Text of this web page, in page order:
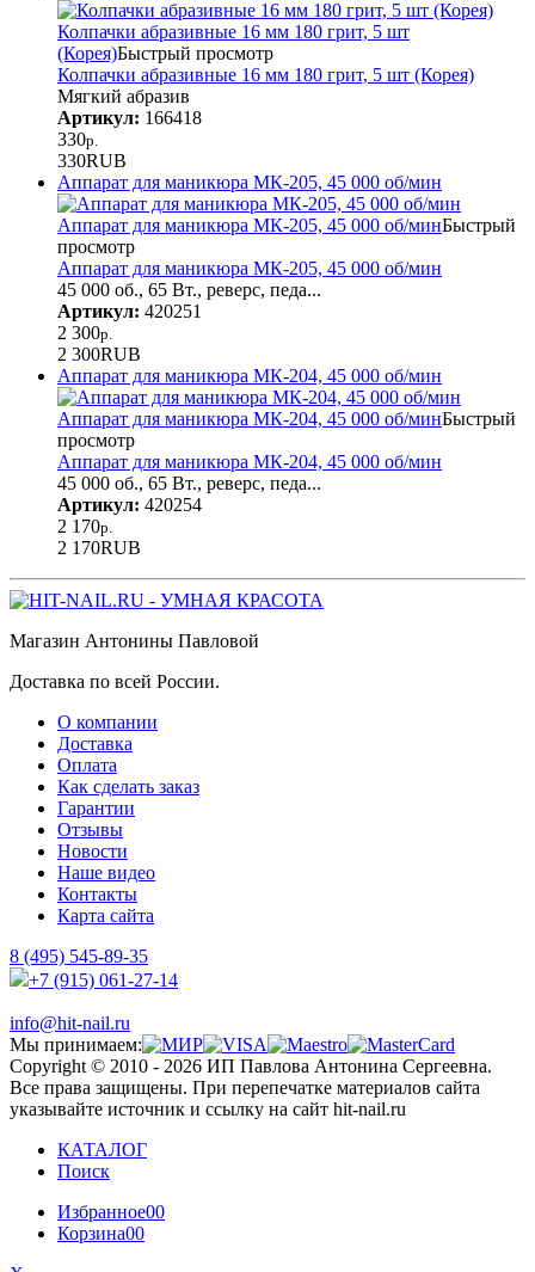
Колпачки абразивные 16 мм 180 грит, 5 шт
(Корея)Быстрый просмотр
Колпачки абразивные 16 мм 180 грит, 5 шт (Корея)
Мягкий абразив
Артикул: 166418
330р.
330RUB
Аппарат для маникюра МК-205, 45 000 об/мин
Аппарат для маникюра МК-205, 45 000 об/минБыстрый
просмотр
Аппарат для маникюра МК-205, 45 000 об/мин
45 000 об., 65 Вт., реверс, педа...
Артикул: 420251
2 300р.
2 300RUB
Аппарат для маникюра МК-204, 45 000 об/мин
Аппарат для маникюра МК-204, 45 000 об/минБыстрый
просмотр
Аппарат для маникюра МК-204, 45 000 об/мин
45 000 об., 65 Вт., реверс, педа...
Артикул: 420254
2 170р.
2 170RUB
Магазин Антонины Павловой
Доставка по всей России.
О компании
Доставка
Оплата
Как сделать заказ
Гарантии
Отзывы
Новости
Наше видео
Контакты
Карта сайта
8 (495) 545-89-35
+7 (915) 061-27-14
info@hit-nail.ru
Мы принимаем:
Copyright © 2010 - 2026 ИП Павлова Антонина Сергеевна.
Все права защищены. При перепечатке материалов сайта
указывайте источник и ссылку на сайт hit-nail.ru
КАТАЛОГ
Поиск
Избранное00
Корзина00